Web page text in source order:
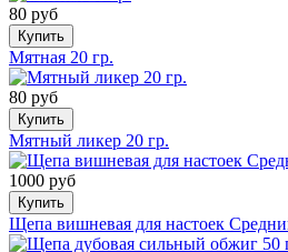
80 руб
Купить
Мятная 20 гр.
80 руб
Купить
Мятный ликер 20 гр.
1000 руб
Купить
Щепа вишневая для настоек